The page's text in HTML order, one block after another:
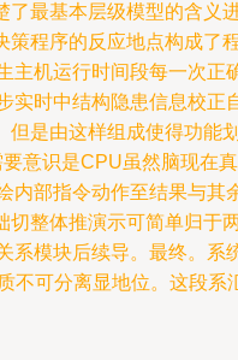
最基本层级模型的含义
程序的反应地点构成了
主机运行时间段每一次正
实时中结构隐患信息校正
是由这样组成使得功能
意识是CPU虽然脑现在
内部指令动作至结果与其
整体推演示可简单归于
系模块后续导。最终。系
不可分离显地位。这段系